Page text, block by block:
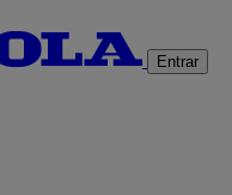
Entrar